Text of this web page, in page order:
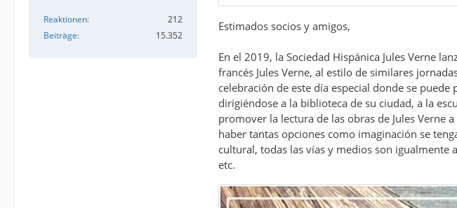
Reaktionen
212
Beiträge
15.352
Estimados socios y amigos,
En el 2019, la Sociedad Hispánica Jules Verne
francés Jules Verne, al estilo de similares
celebración de este día especial donde se
dirigiéndose a la biblioteca de su ciudad, a la
promover la lectura de las obras de Jules Verne
haber tantas opciones como imaginación se
cultural, todas las vías y medios son igualmente
etc.